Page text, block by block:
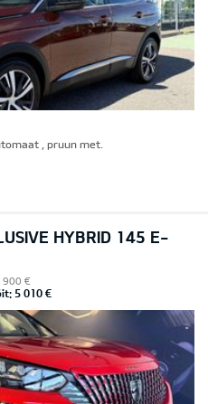
, pruun met.
HYBRID 145 E-
900 €
5 010 €